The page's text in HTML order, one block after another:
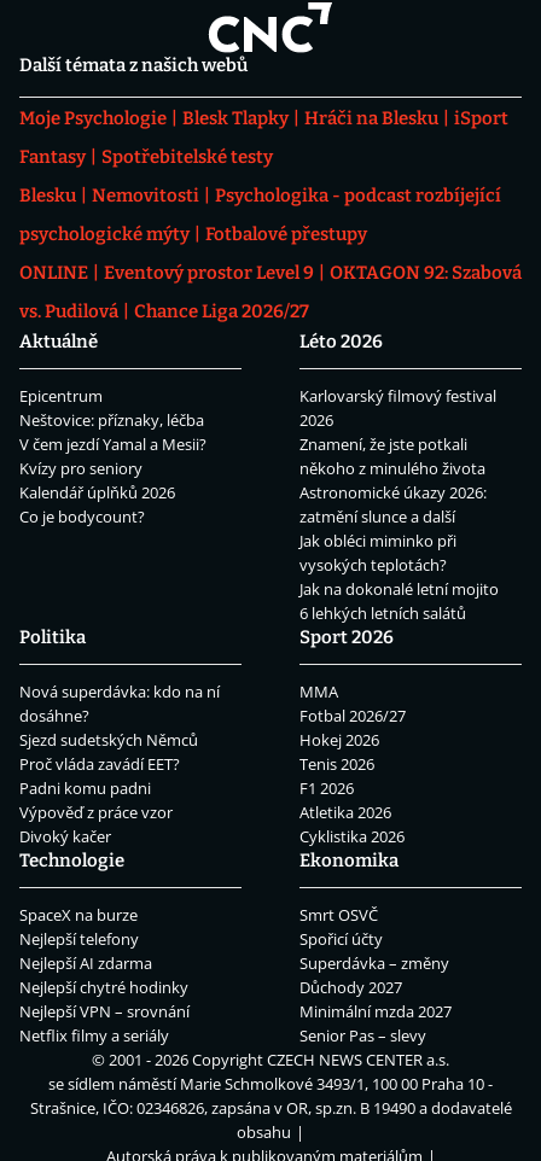
Další témata z našich webů
Moje Psychologie Blesk Tlapky Hráči na Blesku
iSport
Fantasy
Spotřebitelské testy
Blesku
Nemovitosti
Psychologika - podcast rozbíjející
psychologické mýty
Fotbalové přestupy
ONLINE
Eventový prostor Level 9
OKTAGON 92: Szabová
vs. Pudilová
Chance Liga 2026/27
Aktuálně
Epicentrum
Neštovice: příznaky, léčba
V čem jezdí Yamal a Mesii?
Kvízy pro seniory
Kalendář úplňků 2026
Co je bodycount?
Léto 2026
Karlovarský filmový festival
2026
Znamení, že jste potkali
někoho z minulého života
Astronomické úkazy 2026:
zatmění slunce a další
Jak obléci miminko při
vysokých teplotách?
Jak na dokonalé letní mojito
6 lehkých letních salátů
Politika
Nová superdávka: kdo na ní
dosáhne?
Sjezd sudetských Němců
Proč vláda zavádí EET?
Padni komu padni
Výpověď z práce vzor
Divoký kačer
Sport 2026
MMA
Fotbal 2026/27
Hokej 2026
Tenis 2026
F1 2026
Atletika 2026
Cyklistika 2026
Technologie
SpaceX na burze
Nejlepší telefony
Nejlepší AI zdarma
Nejlepší chytré hodinky
Nejlepší VPN – srovnání
Netflix filmy a seriály
Ekonomika
Smrt OSVČ
Spořicí účty
Superdávka – změny
Důchody 2027
Minimální mzda 2027
Senior Pas – slevy
© 2001 - 2026 CopyrightCZECH NEWS CENTER a.s.
se sídlem náměstí Marie Schmolkové 3493/1, 100 00 Praha 10 -
Strašnice, IČO: 02346826, zapsána v OR, sp.zn. B 19490 a dodavatelé
obsahu
Autorská práva k publikovaným materiálům